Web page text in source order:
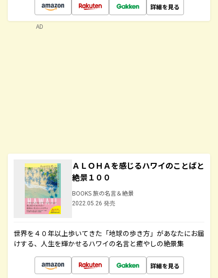
詳細を見る
ＡＬＯＨＡを感じるハワイのことばと
絶景１００
BOOKS 旅の名言＆絶景
2022.05.26 発売
世界を４０年以上歩いてきた「地球の歩き方」があなたにお届
けする、人生を輝かせるハワイの名言と癒やしの絶景集
詳細を見る
AD